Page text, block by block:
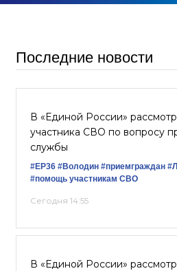
Последние новости
В «Единой России»
участника СВО по вопросу
службы
#ЕР36 #Володин #приемграждан
#помощь участникам СВО
Сегодня 14:55
В «Единой России»